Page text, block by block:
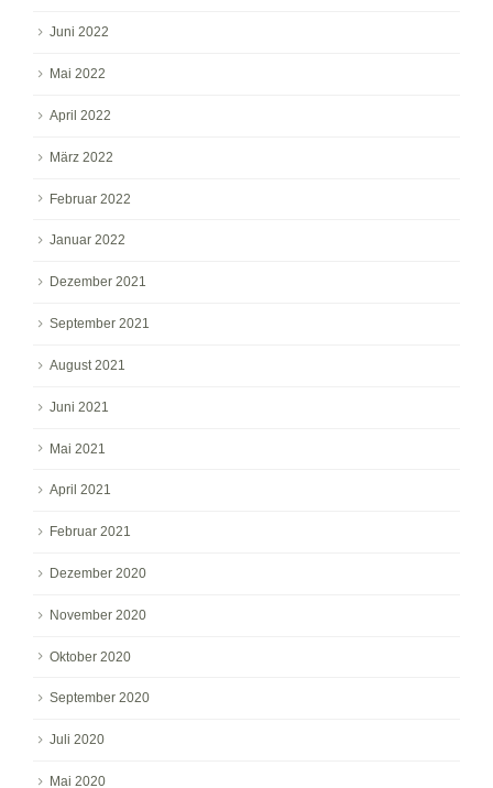
Juni 2022
Mai 2022
April 2022
März 2022
Februar 2022
Januar 2022
Dezember 2021
September 2021
August 2021
Juni 2021
Mai 2021
April 2021
Februar 2021
Dezember 2020
November 2020
Oktober 2020
September 2020
Juli 2020
Mai 2020